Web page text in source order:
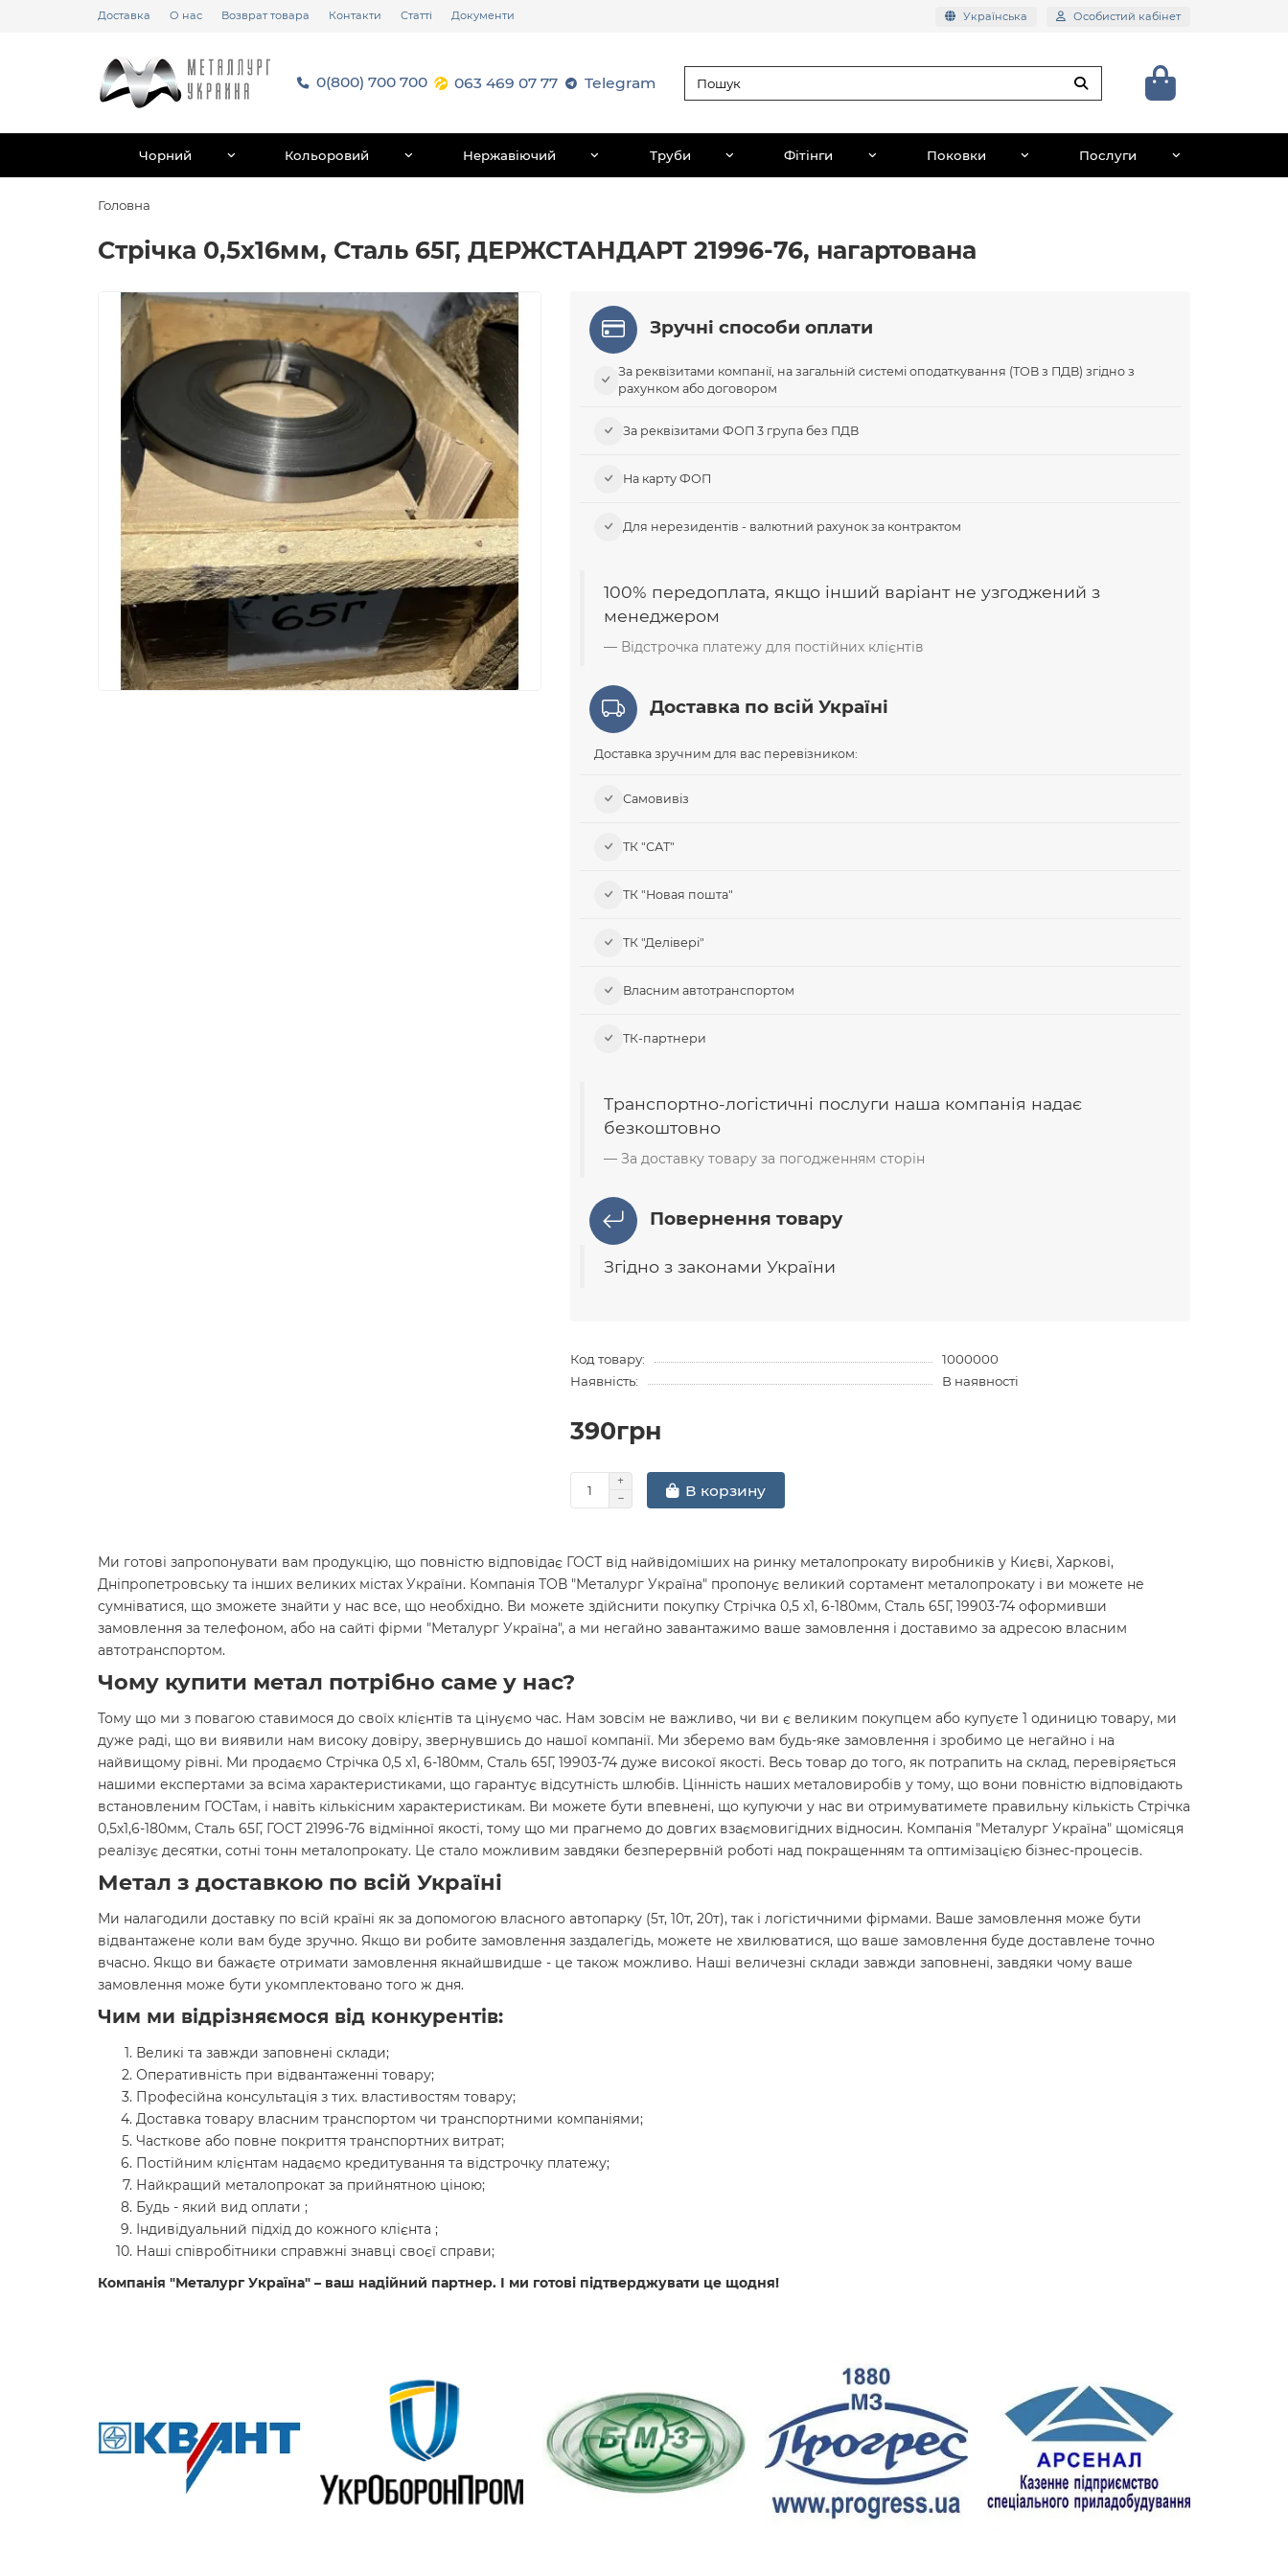
Доставка О нас Возврат товара Контакти Статті Документи Українська Особистий кабінет
0(800) 700 700 063 469 07 77 Telegram
Чорний Кольоровий Нержавіючий Труби Фітінги Поковки Послуги
Головна
Стрічка 0,5х16мм, Сталь 65Г, ДЕРЖСТАНДАРТ 21996-76, нагартована
Зручні способи оплати
За реквізитами компанії, на загальній системі оподаткування (ТОВ з ПДВ) згідно з
рахунком або договором
За реквізитами ФОП 3 група без ПДВ
На карту ФОП
Для нерезидентів - валютний рахунок за контрактом
100% передоплата, якщо інший варіант не узгоджений з
менеджером
Відстрочка платежу для постійних клієнтів
Доставка по всій Україні
Доставка зручним для вас перевізником:
Самовивіз​
ТК "САТ"
ТК "Новая пошта"
ТК "Делівері"
Власним автотранспортом
ТК-партнери
Транспортно-логістичні послуги наша компанія надає
безкоштовно
За доставку товару за погодженням сторін
Повернення товару
Згідно з законами України
Код товару:
1000000
Наявність:
В наявності
390грн
В корзину
Ми готові запропонувати вам продукцію, що повністю відповідає ГОСТ від найвідоміших на ринку металопрокату виробників у Києві, Харкові,
Дніпропетровську та інших великих містах України. Компанія ТОВ "Металург Україна" пропонує великий сортамент металопрокату і ви можете не
сумніватися, що зможете знайти у нас все, що необхідно. Ви можете здійснити покупку Стрічка 0,5 х1, 6-180мм, Сталь 65Г, 19903-74 оформивши
замовлення за телефоном, або на сайті фірми "Металург Україна", а ми негайно завантажимо ваше замовлення і доставимо за адресою власним
автотранспортом.
Чому купити метал потрібно саме у нас?
Тому що ми з повагою ставимося до своїх клієнтів та цінуємо час. Нам зовсім не важливо, чи ви є великим покупцем або купуєте 1 одиницю товару, ми
дуже раді, що ви виявили нам високу довіру, звернувшись до нашої компанії. Ми зберемо вам будь-яке замовлення і зробимо це негайно і на
найвищому рівні. Ми продаємо Стрічка 0,5 х1, 6-180мм, Сталь 65Г, 19903-74 дуже високої якості. Весь товар до того, як потрапить на склад, перевіряється
нашими експертами за всіма характеристиками, що гарантує відсутність шлюбів. Цінність наших металовиробів у тому, що вони повністю відповідають
встановленим ГОСТам, і навіть кількісним характеристикам. Ви можете бути впевнені, що купуючи у нас ви отримуватимете правильну кількість Стрічка
0,5х1,6-180мм, Сталь 65Г, ГОСТ 21996-76 відмінної якості, тому що ми прагнемо до довгих взаємовигідних відносин. Компанія "Металург Україна" щомісяця
реалізує десятки, сотні тонн металопрокату. Це стало можливим завдяки безперервній роботі над покращенням та оптимізацією бізнес-процесів.
Метал з доставкою по всій Україні
Ми налагодили доставку по всій країні як за допомогою власного автопарку (5т, 10т, 20т), так і логістичними фірмами. Ваше замовлення може бути
відвантажене коли вам буде зручно. Якщо ви робите замовлення заздалегідь, можете не хвилюватися, що ваше замовлення буде доставлене точно
вчасно. Якщо ви бажаєте отримати замовлення якнайшвидше - це також можливо. Наші величезні склади завжди заповнені, завдяки чому ваше
замовлення може бути укомплектовано того ж дня.
Чим ми відрізняємося від конкурентів:
Великі та завжди заповнені склади;
Оперативність при відвантаженні товару;
Професійна консультація з тих. властивостям товару;
Доставка товару власним транспортом чи транспортними компаніями;
Часткове або повне покриття транспортних витрат;
Постійним клієнтам надаємо кредитування та відстрочку платежу;
Найкращий металопрокат за прийнятною ціною;
Будь - який вид оплати ;
Індивідуальний підхід до кожного клієнта ;
Наші співробітники справжні знавці своєї справи;
Компанія "Металург Україна" – ваш надійний партнер. І ми готові підтверджувати це щодня!